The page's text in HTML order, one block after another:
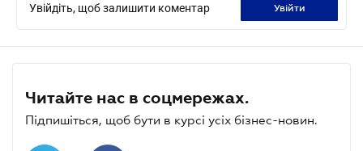
Увійдіть, щоб залишити коментар увійти
Читайте нас в соцмережах.
Підпишіться, щоб бути в курсі усіх бізнес-новин.